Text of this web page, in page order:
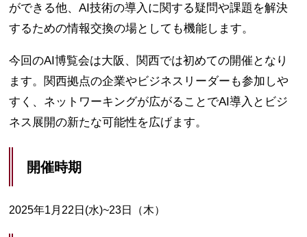
ができる他、AI技術の導入に関する疑問や課題を解決
するための情報交換の場としても機能します。
今回のAI博覧会は大阪、関西では初めての開催となり
ます。関西拠点の企業やビジネスリーダーも参加しや
すく、ネットワーキングが広がることでAI導入とビジ
ネス展開の新たな可能性を広げます。
開催時期
2025年1月22日(水)~23日（木）